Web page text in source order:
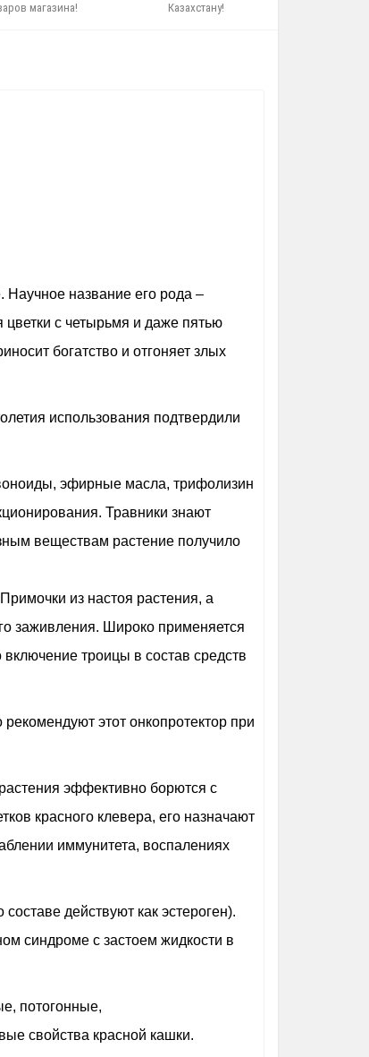
магазина!
Казахстану!
Научное название его рода –
цветки с четырьмя и даже пятью
богатство и отгоняет злых
использования подтвердили
эфирные масла, трифолизин
Травники знают
веществам растение получило
из настоя растения, а
заживления. Широко применяется
троицы в состав средств
этот онкопротектор при
эффективно борются с
красного клевера, его назначают
иммунитета, воспалениях
действуют как эстероген).
синдроме с застоем жидкости в
потогонные,
свойства красной кашки.